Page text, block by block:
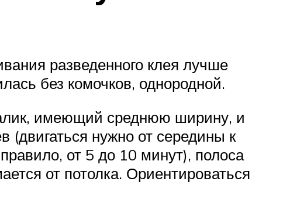
разведенного клея лучше
без комочков, однородной.
имеющий среднюю ширину, и
(двигаться нужно от середины к
от 5 до 10 минут), полоса
от потолка. Ориентироваться